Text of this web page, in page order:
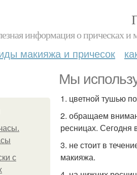
информация о прическах и
макияжа и причесок
Мы
с
1. цветной тушью
2. обращаем
ресницах. Сегодня
3. не стоит в
макияжа.